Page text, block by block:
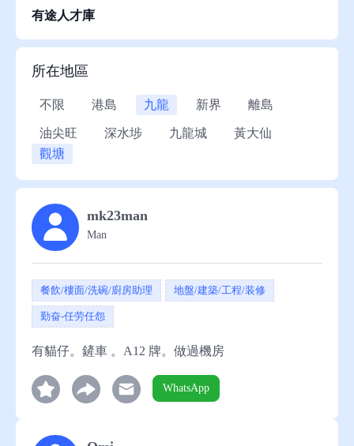
位
信
息
幫
有途人才庫
所在地區
不限 港島 九龍 新界 離島
油尖旺 深水埗 九龍城
黃大仙
觀塘
mk23man
Man
餐飲/樓面/洗碗/廚房助理 地盤/建築/工程/装修
勤奋-任劳任怨
有貓仔。鏟車 。A12 牌。做過機房
WhatsApp